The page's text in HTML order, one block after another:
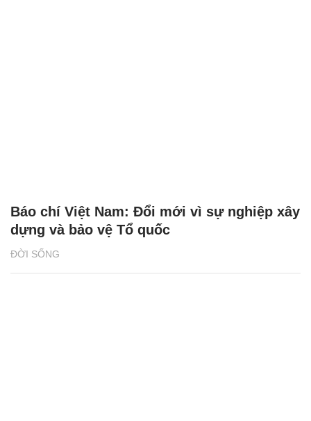
ĐỜI SỐNG
Báo chí Việt Nam: Đổi mới vì sự nghiệp xây
dựng và bảo vệ Tổ quốc